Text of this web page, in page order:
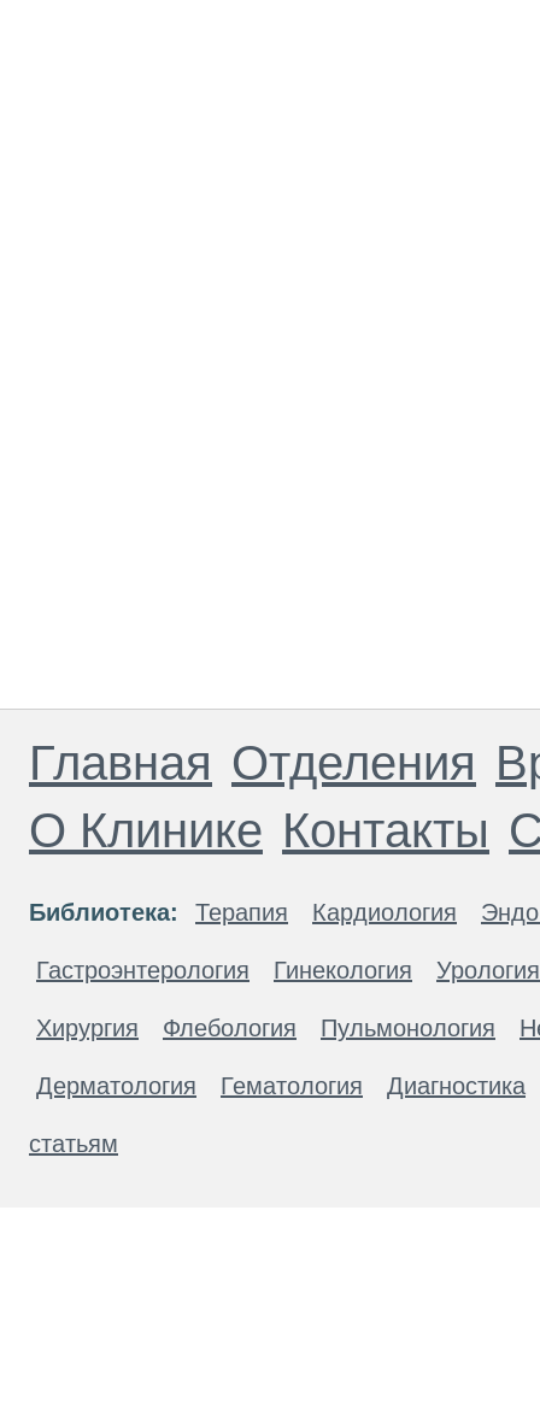
Главная Отделения
О Клинике Контакты
Библиотека: Терапия Кардиология
Гастроэнтерология Гинекология Урология
Хирургия Флебология Пульмонология
Дерматология Гематология Диагностика
статьям